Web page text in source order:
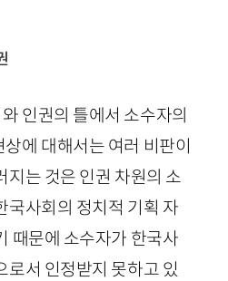
인권의 틀에서 소수자의
에 대해서는 여러 비판이
지는 것은 인권 차원의 소
국사회의 정치적 기획 자
때문에 소수자가 한국사
로서 인정받지 못하고 있